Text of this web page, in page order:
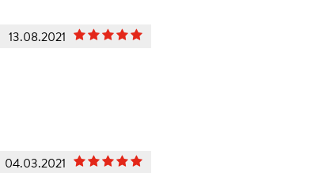
13.08.2021
04.03.2021